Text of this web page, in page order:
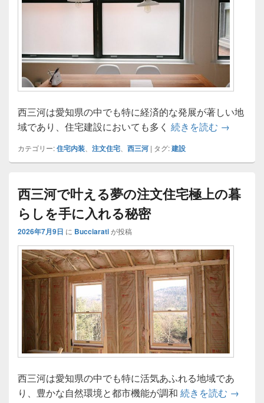
西三河は愛知県の中でも特に経済的な発展が著しい地
域であり、住宅建設においても多く 続きを読む 西三河で
→
カテゴリー:住宅内装 注文住宅 西三河 | タグ:建設
西三河で叶える夢の注文住宅極上の暮
らしを手に入れる秘密
2026年7月9日 に Bucciaratiが投稿
西三河は愛知県の中でも特に活気あふれる地域であ
り、豊かな自然環境と都市機能が調和 続きを読む 西三河
→